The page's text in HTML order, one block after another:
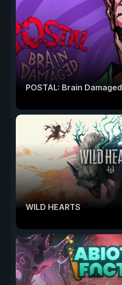
POSTAL: Brain Damaged
WILD HEARTS